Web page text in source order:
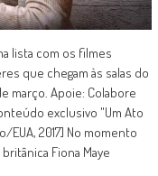
lista com os filmes
que chegam às salas do
março. Apoie: Colabore
exclusivo "Um Ato
2017] No momento
Fiona Maye